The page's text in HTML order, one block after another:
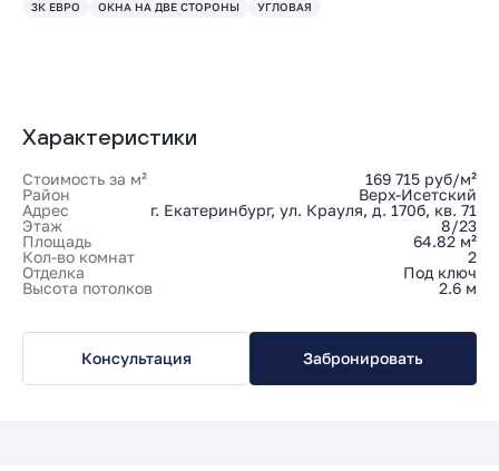
3К ЕВРО
ОКНА НА ДВЕ СТОРОНЫ УГЛОВАЯ
Характеристики
Стоимость за м²
169 715 руб/м²
Район
Верх-Исетский
Адрес
г. Екатеринбург, ул. Крауля, д. 170б, кв. 71
Этаж
8/23
Площадь
64.82 м²
Кол-во комнат
2
Отделка
Под ключ
Высота потолков
2.6 м
Консультация Забронировать